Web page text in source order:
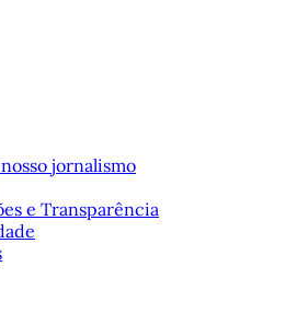
jornalismo
e Transparência